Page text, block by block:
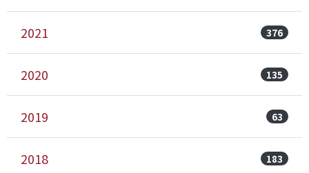
2021 376
2020 135
2019 63
2018 183